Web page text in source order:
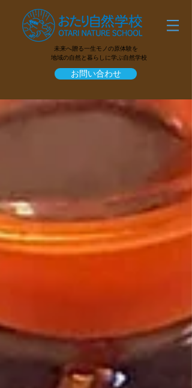
未来へ贈る一生モノの原体験を
地域の自然と暮らしに学ぶ自然学校
お問い合わせ